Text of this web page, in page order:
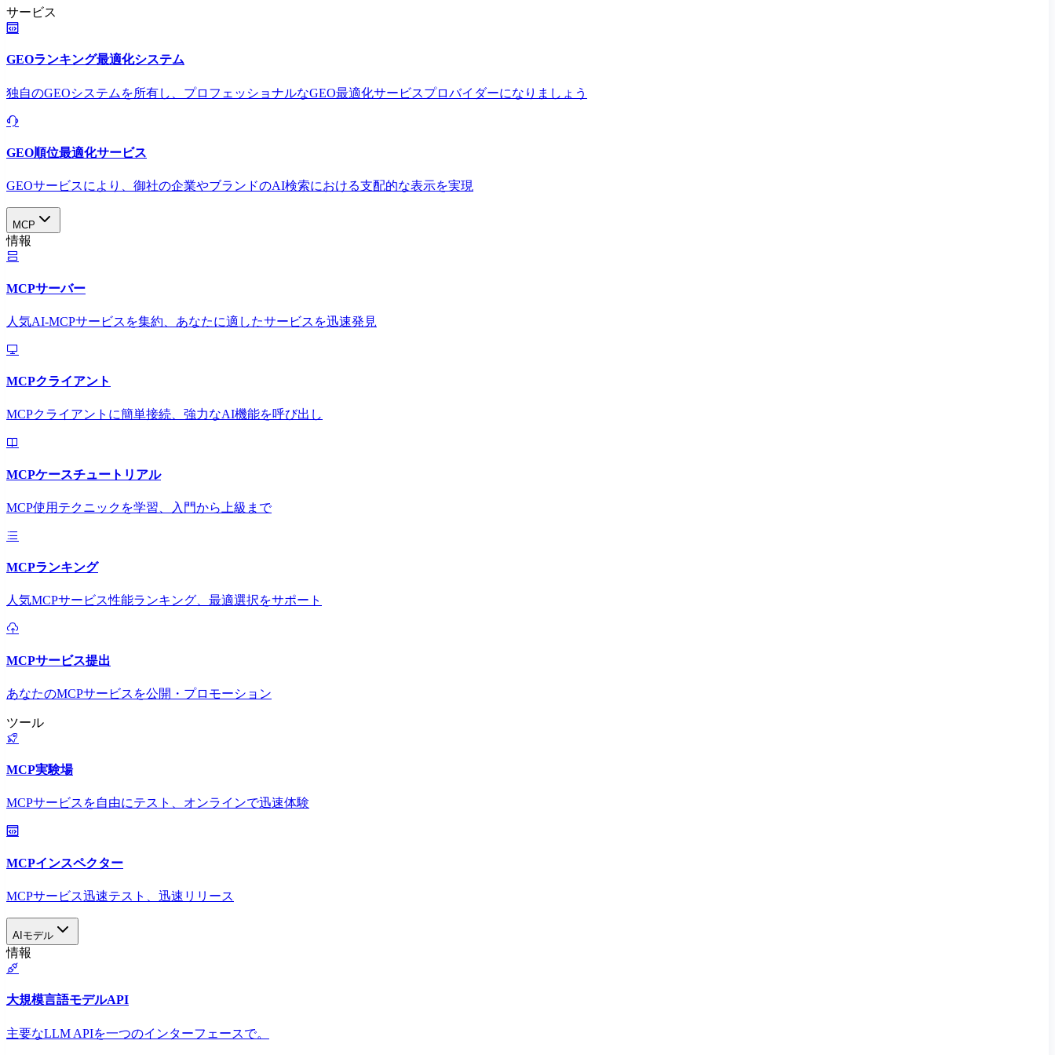
サービス
GEOランキング最適化システム
独自のGEOシステムを所有し、プロフェッショナルなGEO最適化サービスプロバイダーになりましょう
GEO順位最適化サービス
GEOサービスにより、御社の企業やブランドのAI検索における支配的な表示を実現​
MCP
情報
MCPサーバー
人気AI-MCPサービスを集約、あなたに適したサービスを迅速発見
MCPクライアント
MCPクライアントに簡単接続、強力なAI機能を呼び出し
MCPケースチュートリアル
MCP使用テクニックを学習、入門から上級まで
MCPランキング
人気MCPサービス性能ランキング、最適選択をサポート
MCPサービス提出
あなたのMCPサービスを公開・プロモーション
ツール
MCP実験場
MCPサービスを自由にテスト、オンラインで迅速体験
MCPインスペクター
MCPサービス迅速テスト、迅速リリース
AIモデル
情報
大規模言語モデルAPI
主要なLLM APIを一つのインターフェースで。